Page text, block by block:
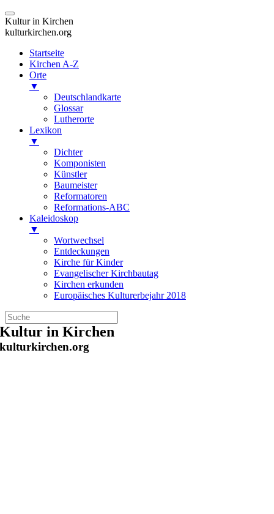
Kultur in Kirchen
kulturkirchen.org
Startseite
Kirchen A-Z
Orte
▼
Deutschlandkarte
Glossar
Lutherorte
Lexikon
▼
Dichter
Komponisten
Künstler
Baumeister
Reformatoren
Reformations-ABC
Kaleidoskop
▼
Wortwechsel
Entdeckungen
Kirche für Kinder
Evangelischer Kirchbautag
Kirchen erkunden
Europäisches Kulturerbejahr 2018
Zum
Inhalt
springen
Kultur in Kirchen
kulturkirchen.org